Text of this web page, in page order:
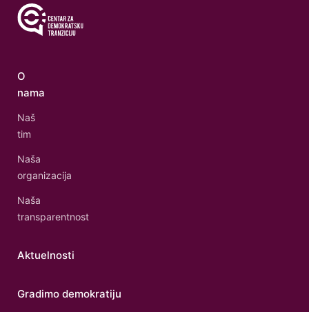
O
nama
Naš
tim
Naša
organizacija
Naša
transparentnost
Aktuelnosti
Gradimo demokratiju